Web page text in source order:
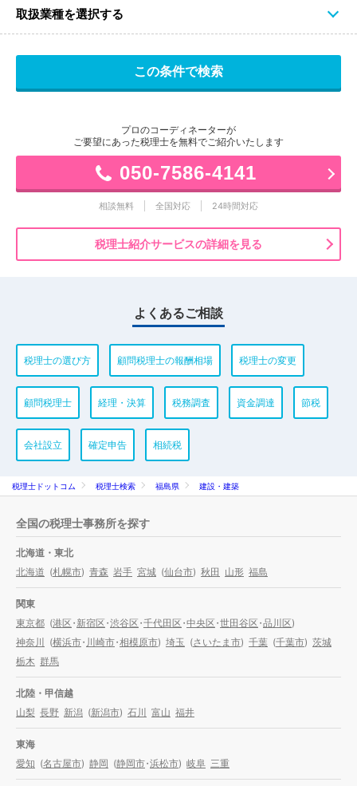
取扱業種を選択する
プロのコーディネーターが
ご要望にあった税理士を無料でご紹介いたします
050-7586-4141
相談無料 全国対応 24時間対応
税理士紹介サービスの詳細を見る
よくあるご相談
税理士の選び方 顧問税理士の報酬相場 税理士の変更
顧問税理士 経理・決算 税務調査 資金調達 節税
会社設立 確定申告 相続税
税理士ドットコム 税理士検索 福島県 建設・建築
全国の税理士事務所を探す
北海道・東北
北海道 (札幌市) 青森 岩手 宮城 (仙台市) 秋田 山形 福島
関東
東京都 (港区・新宿区・渋谷区・千代田区・中央区・世田谷区・品川区)
神奈川 (横浜市・川崎市・相模原市) 埼玉 (さいたま市) 千葉 (千葉市) 茨城
栃木 群馬
北陸・甲信越
山梨 長野 新潟 (新潟市) 石川 富山 福井
東海
愛知 (名古屋市) 静岡 (静岡市・浜松市) 岐阜 三重